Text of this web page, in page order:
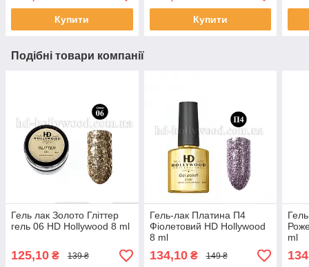
Купити Купити
Подібні товари компанії
Гель лак Золото Гліттер
гель 06 HD Hollywood 8 ml
125,10 ₴ 139 ₴
Гель-лак Платина П4
Фіолетовий HD Hollywood
8 ml
134,10₴ 149 ₴
ml